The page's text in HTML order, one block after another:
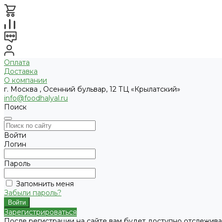
Оплата
Доставка
О компании
г. Москва , Осенний бульвар, 12 ТЦ «Крылатский»
info@foodhalyal.ru
Поиск
Войти
Логин
Пароль
Запомнить меня
Забыли пароль?
Зарегистрироваться